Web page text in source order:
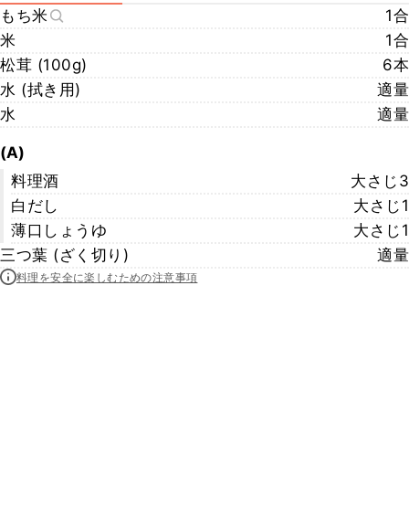
もち米
1合
米
1合
松茸 (100g)
6本
水 (拭き用)
適量
水
適量
(A)
料理酒
大さじ3
白だし
大さじ1
薄口しょうゆ
大さじ1
三つ葉 (ざく切り)
適量
料理を安全に楽しむための注意事項